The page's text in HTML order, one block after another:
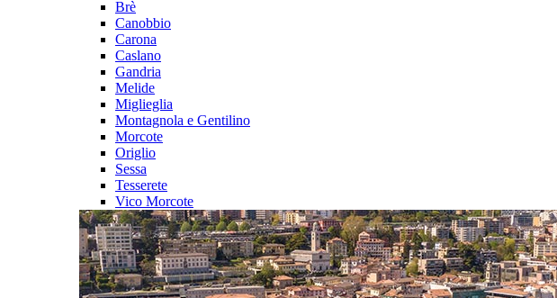
Brè
Canobbio
Carona
Caslano
Gandria
Melide
Miglieglia
Montagnola e Gentilino
Morcote
Origlio
Sessa
Tesserete
Vico Morcote